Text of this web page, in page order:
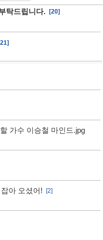
탁드립니다.
[20]
가수 이승철 마인드.jpg
아 오셨어!
[2]